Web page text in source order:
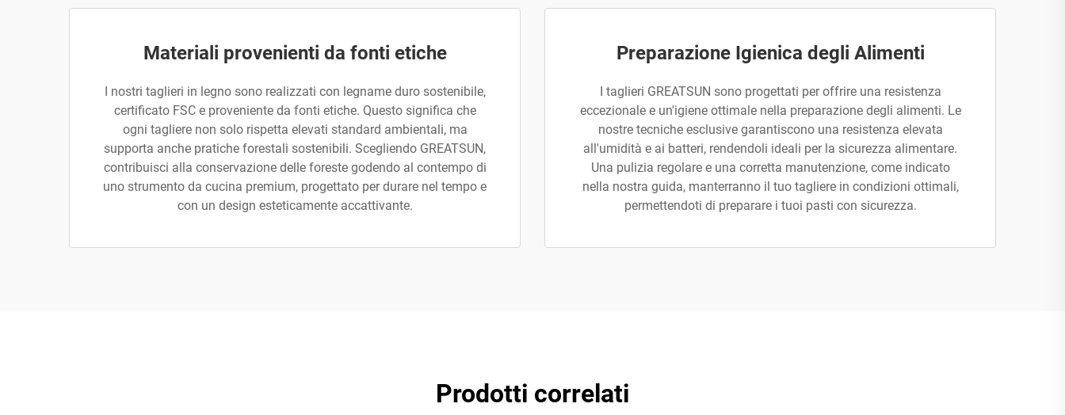
Materiali provenienti da fonti etiche
I nostri taglieri in legno sono realizzati con legname duro sostenibile,
certificato FSC e proveniente da fonti etiche. Questo significa che
ogni tagliere non solo rispetta elevati standard ambientali, ma
supporta anche pratiche forestali sostenibili. Scegliendo GREATSUN,
contribuisci alla conservazione delle foreste godendo al contempo di
uno strumento da cucina premium, progettato per durare nel tempo e
con un design esteticamente accattivante.
Preparazione Igienica degli Alimenti
I taglieri GREATSUN sono progettati per offrire una resistenza
eccezionale e un'igiene ottimale nella preparazione degli alimenti. Le
nostre tecniche esclusive garantiscono una resistenza elevata
all'umidità e ai batteri, rendendoli ideali per la sicurezza alimentare.
Una pulizia regolare e una corretta manutenzione, come indicato
nella nostra guida, manterranno il tuo tagliere in condizioni ottimali,
permettendoti di preparare i tuoi pasti con sicurezza.
Prodotti correlati